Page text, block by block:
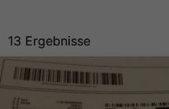
13 Ergebnisse